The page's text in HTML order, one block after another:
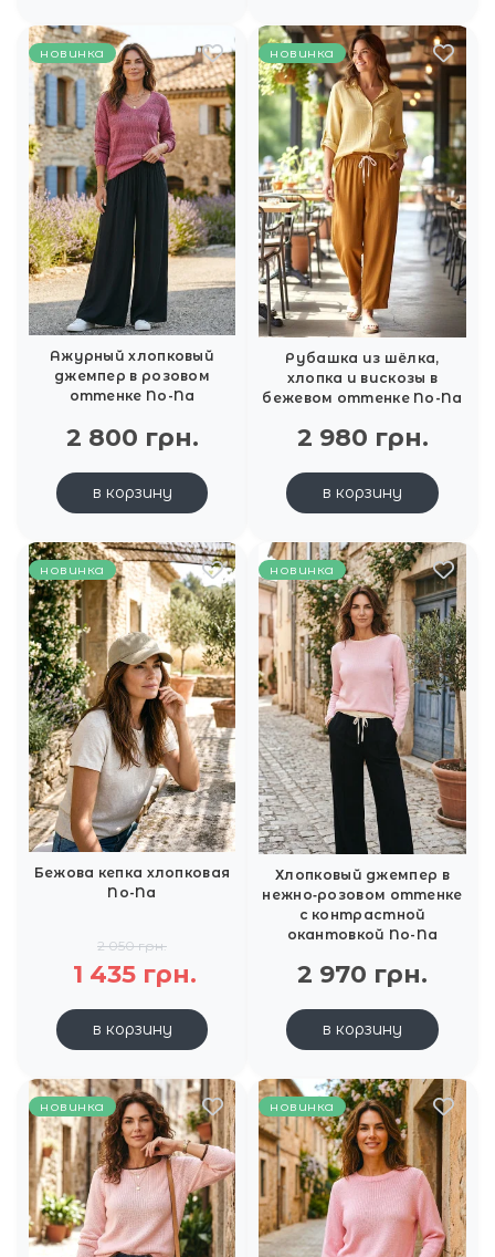
новинка
Ажурный хлопковый
джемпер в розовом
оттенке No-Na
2 800 грн.
в корзину
новинка
Рубашка из шёлка,
хлопка и вискозы в
бежевом оттенке No-Na
2 980 грн.
в корзину
новинка
Бежова кепка хлопковая
No-Na
2 050 грн.
1 435 грн.
в корзину
новинка
Хлопковый джемпер в
нежно‑розовом оттенке
с контрастной
окантовкой No-Na
2 970 грн.
в корзину
новинка новинка